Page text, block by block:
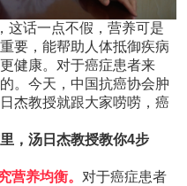
这话一点不假，营养可是
要，能帮助人体抵御疾病
健康。对于癌症患者来
。今天，中国抗癌协会肿
杰教授就跟大家唠唠，癌
，汤日杰教授教你4步
营养均衡。 对于癌症患者